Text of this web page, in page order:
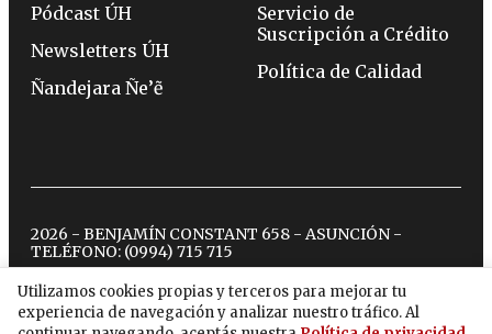
Utilizamos cookies propias y terceros para mejorar tu
experiencia de navegación y analizar nuestro tráfico. Al
Pódcast ÚH
Newsletters ÚH
Ñandejara Ñe’ẽ
Servicio de
Suscripción a Crédito
Política de Calidad
2026 - BENJAMÍN CONSTANT 658 - ASUNCIÓN -
TELÉFONO: (0994) 715 715
twitterinstagram
facebook
tiktokyoutubespotify